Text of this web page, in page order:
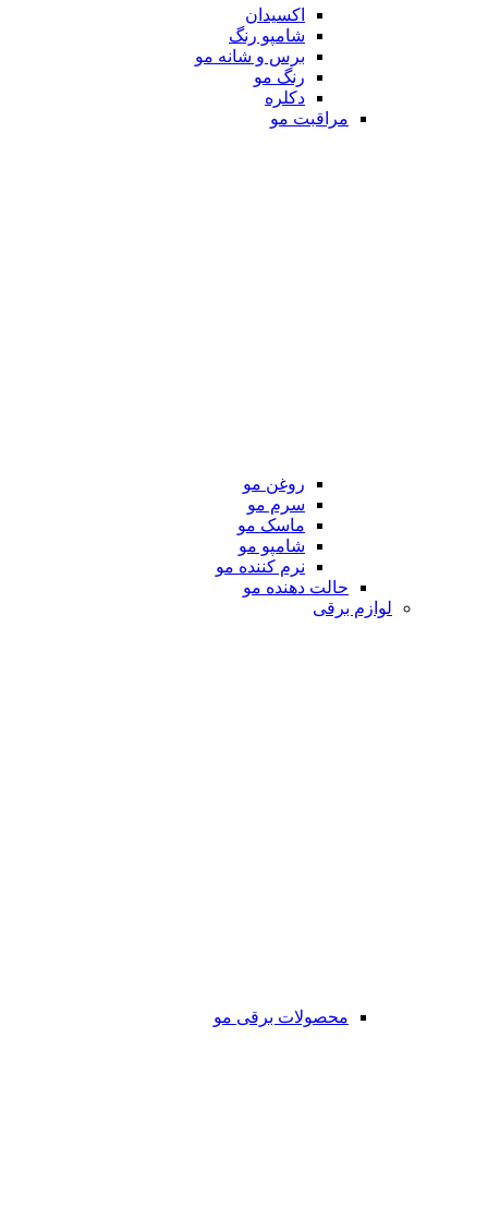
اکسیدان
شامپو رنگ
برس و شانه مو
رنگ مو
دکلره
مراقبت مو
روغن مو
سرم مو
ماسک مو
شامپو مو
نرم کننده مو
حالت دهنده مو
لوازم برقی
محصولات برقی مو